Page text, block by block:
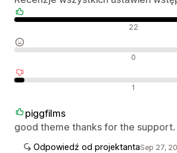
22
0
1
piggfilms
good theme thanks for the support.
Odpowiedź od projektantaSep 27,